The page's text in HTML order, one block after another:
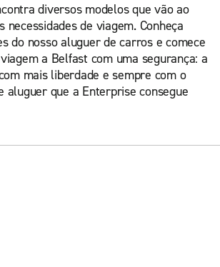
diversos modelos que vão ao
necessidades de viagem. Conheça
do nosso aluguer de carros e comece
a Belfast com uma segurança: a
mais liberdade e sempre com o
aluguer que a Enterprise consegue